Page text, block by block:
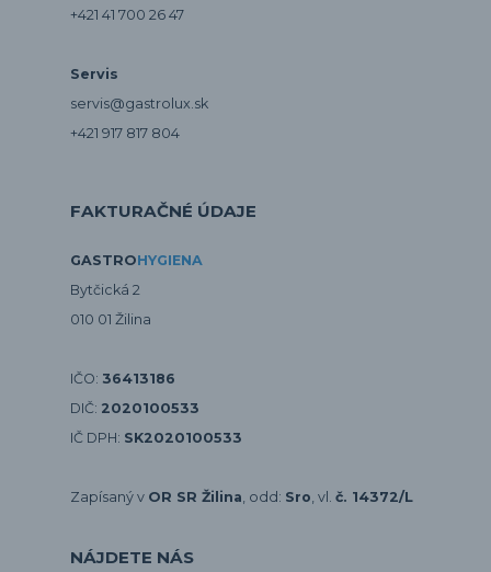
+421 41 700 26 47
Servis
servis@gastrolux.sk
+421 917 817 804
FAKTURAČNÉ ÚDAJE
GASTROHYGIENA
Bytčická 2
010 01 Žilina
IČO: 36413186
DIČ: 2020100533
IČ DPH: SK2020100533
Zapísaný v OR SR Žilina , odd: Sro , vl. č. 14372/L
NÁJDETE NÁS